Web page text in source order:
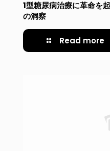
1型糖尿病治療に革命を
の洞察
Read more